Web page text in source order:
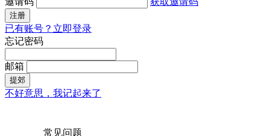
注册
已有账号？立即登录
忘记密码
邮箱
提郊
不好意思，我记起来了
常见问题